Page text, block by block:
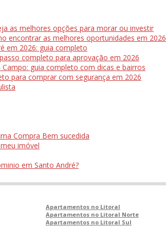
as melhores opções para morar ou investir
encontrar as melhores oportunidades em 2026
em 2026: guia completo
completo para aprovação em 2026
guia completo com dicas e bairros
para comprar com segurança em 2026
Compra Bem sucedida
imóvel
em Santo André?
Apartamentos no Litoral
Apartamentos no Litoral Norte
Apartamentos no Litoral Sul